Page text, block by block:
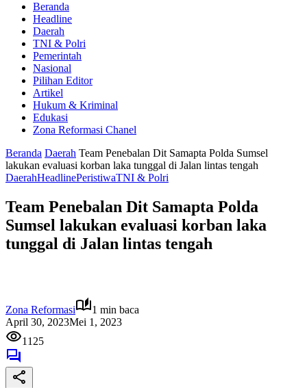
Beranda
Headline
Daerah
TNI & Polri
Pemerintah
Nasional
Pilihan Editor
Artikel
Hukum & Kriminal
Edukasi
Zona Reformasi Chanel
Beranda Daerah Team Penebalan Dit Samapta Polda Sumsel
lakukan evaluasi korban laka tunggal di Jalan lintas tengah
DaerahHeadlinePeristiwaTNI & Polri
Team Penebalan Dit Samapta Polda
Sumsel lakukan evaluasi korban laka
tunggal di Jalan lintas tengah
Zona Reformasi
1 min baca
April 30, 2023Mei 1, 2023
1125